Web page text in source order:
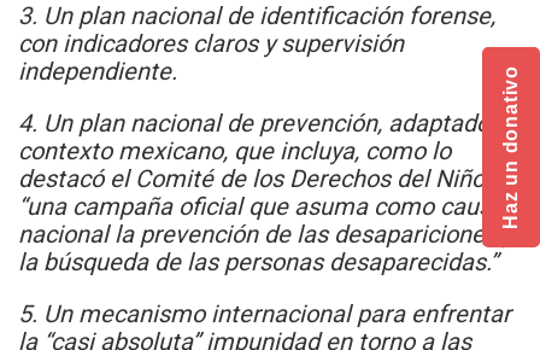
3. Un plan nacional de identificación forense,
con indicadores claros y supervisión
independiente.
4. Un plan nacional de prevención, adaptado al
contexto mexicano, que incluya, como lo
destacó el Comité de los Derechos del Niño,
“una campaña oficial que asuma como causa
nacional la prevención de las desapariciones y
la búsqueda de las personas desaparecidas.”
5. Un mecanismo internacional para enfrentar
la “casi absoluta” impunidad en torno a las
Haz un donativo